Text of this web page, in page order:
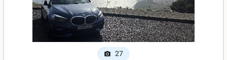
photo_camera 27